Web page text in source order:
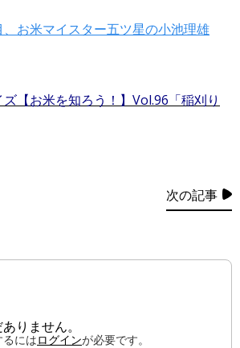
お米マイスター五ツ星の小池理雄
【お米を知ろう！】Vol.96「稲刈り
次の記事
りません。
にはログインが必要です。